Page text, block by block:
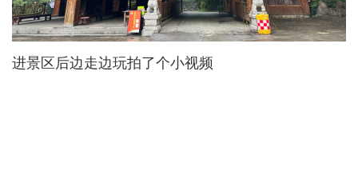
进景区后边走边玩拍了个小视频